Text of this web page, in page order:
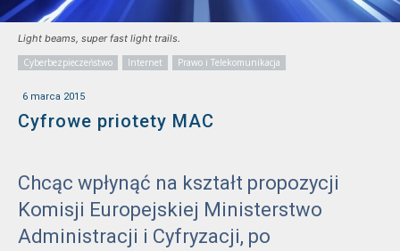
Light beams, super fast light trails.
Cyberbezpieczeństwo
Internet Prawo i Telekomunikacja
6 marca 2015
Cyfrowe priotety MAC
Chcąc wpłynąć na kształt propozycji
Komisji Europejskiej Ministerstwo
Administracji i Cyfryzacji, po